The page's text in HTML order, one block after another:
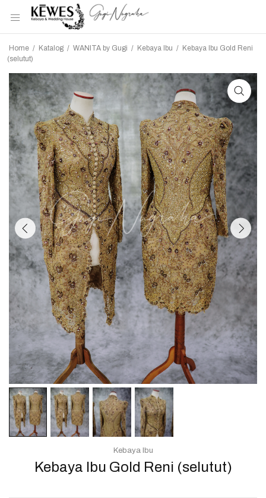
Home / Katalog / WANITA by Gugi / Kebaya Ibu / Kebaya Ibu Gold Reni
(selutut)
Kebaya Ibu Gold Reni (selutut)
Kebaya Ibu